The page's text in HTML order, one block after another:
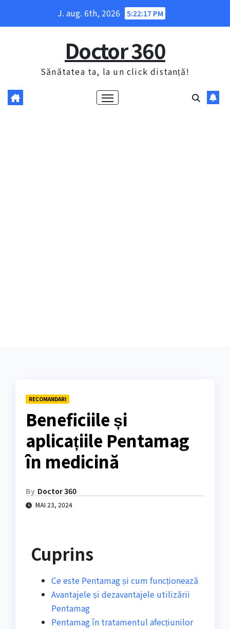
J. aug. 6th, 2026 5:22:18 PM
Doctor 360
Sănătatea ta, la un click distanță!
RECOMANDARI
Beneficiile și
aplicațiile Pentamag
în medicină
By Doctor 360
MAI 23, 2024
Cuprins
Ce este Pentamag și cum funcționează
Avantajele și dezavantajele utilizării
Pentamag
Pentamag în tratamentul afecțiunilor